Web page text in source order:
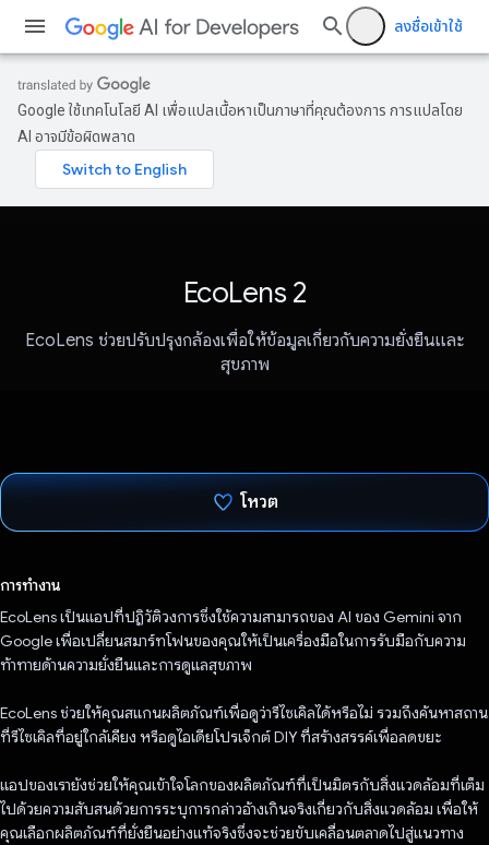
ลงชื่อเข้าใช้
Google ใช้เทคโนโลยี AI เพื่อแปลเนื้อหาเป็นภาษาที่คุณต้องการ การแปลโดย
AI อาจมีข้อผิดพลาด
EcoLens 2
EcoLens ช่วยปรับปรุงกล้องเพื่อให้ข้อมูลเกี่ยวกับความยั่งยืนและ
สุขภาพ
โหวต
การทำงาน
EcoLens เป็นแอปที่ปฏิวัติวงการซึ่งใช้ความสามารถของ AI ของ Gemini จาก
Google เพื่อเปลี่ยนสมาร์ทโฟนของคุณให้เป็นเครื่องมือในการรับมือกับความ
ท้าทายด้านความยั่งยืนและการดูแลสุขภาพ
EcoLens ช่วยให้คุณสแกนผลิตภัณฑ์เพื่อดูว่ารีไซเคิลได้หรือไม่ รวมถึงค้นหาสถาน
ที่รีไซเคิลที่อยู่ใกล้เคียง หรือดูไอเดียโปรเจ็กต์ DIY ที่สร้างสรรค์เพื่อลดขยะ
แอปของเรายังช่วยให้คุณเข้าใจโลกของผลิตภัณฑ์ที่เป็นมิตรกับสิ่งแวดล้อมที่เต็ม
ไปด้วยความสับสนด้วยการระบุการกล่าวอ้างเกินจริงเกี่ยวกับสิ่งแวดล้อม เพื่อให้
คุณเลือกผลิตภัณฑ์ที่ยั่งยืนอย่างแท้จริงซึ่งจะช่วยขับเคลื่อนตลาดไปสู่แนวทาง